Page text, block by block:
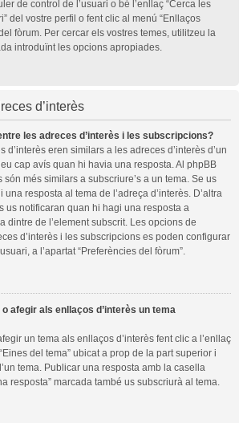
de control de l’usuari o bé l’enllaç “Cerca les
del vostre perfil o fent clic al menú “Enllaços
fòrum. Per cercar els vostres temes, utilitzeu la
introduïnt les opcions apropiades.
d’interès
les adreces d’interès i les subscripcions?
d’interès eren similars a les adreces d’interès d’un
cap avís quan hi havia una resposta. Al phpBB
són més similars a subscriure’s a un tema. Se us
resposta al tema de l’adreça d’interès. D’altra
us notificaran quan hi hagi una resposta a
dintre de l’element subscrit. Les opcions de
d’interès i les subscripcions es poden configurar
a l’apartat “Preferències del fòrum”.
afegir als enllaços d’interès un tema
un tema als enllaços d’interès fent clic a l’enllaç
del tema” ubicat a prop de la part superior i
tema. Publicar una resposta amb la casella
resposta” marcada també us subscriurà al tema.